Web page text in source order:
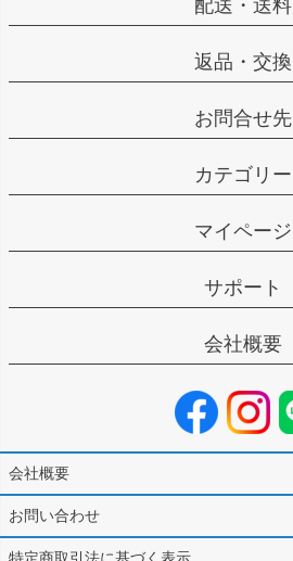
配送・送料
返品・交換
お問合せ先
カテゴリー
マイページ
サポート
会社概要
会社概要
お問い合わせ